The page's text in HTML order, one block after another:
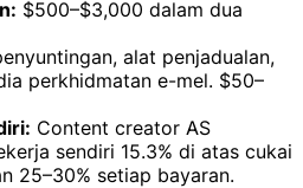
$500–$3,000 dalam dua
alat penjadualan,
perkhidmatan e-mel. $50–
Content creator AS
sendiri 15.3% di atas cukai
25–30% setiap bayaran.